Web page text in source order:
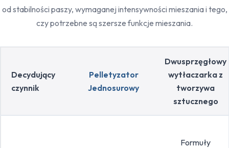
od stabilności paszy, wymaganej intensywności mieszania i tego,
czy potrzebne są szersze funkcje mieszania.
Decydujący
czynnik
Pelletyzator
Jednosurowy
Dwusprzęgłowy
wytłaczarka z
tworzywa
sztucznego
Formuły